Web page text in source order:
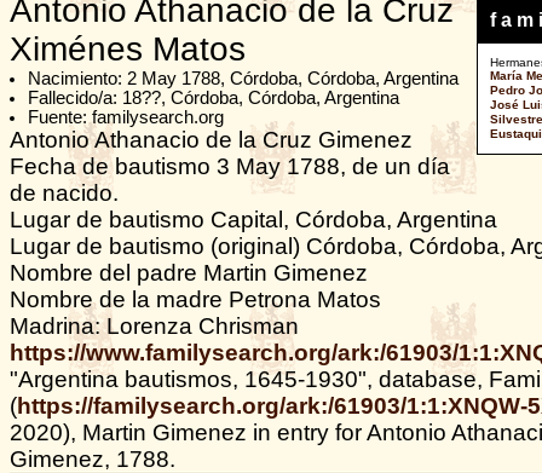
f a m
María
Pedro
José
Antonio Athanacio de la Cruz
Ximénes Matos
Nacimiento: 2 May 1788, Córdoba, Córdoba, Argentina
Fallecido/a: 18??, Córdoba, Córdoba, Argentina
Fuente: familysearch.org
Antonio Athanacio de la Cruz Gimenez
Fecha de bautismo 3 May 1788, de un día
de nacido.
Lugar de bautismo Capital, Córdoba, Argentina
Lugar de bautismo (original) Córdoba, Córdoba,
Nombre del padre Martin Gimenez
Nombre de la madre Petrona Matos
Madrina: Lorenza Chrisman
https://www.familysearch.org/ark:/61903/
"Argentina bautismos, 1645-1930", database,
(https://familysearch.org/ark:/61903/1:1:XNQW-
2020), Martin Gimenez in entry for Antonio
Gimenez, 1788.